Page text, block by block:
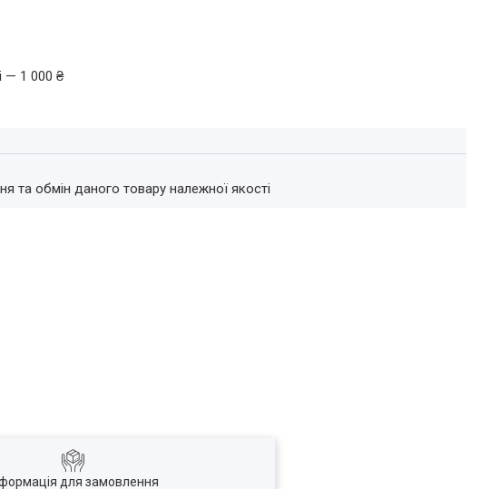
— 1 000 ₴
та обмін даного товару належної якості
для замовлення